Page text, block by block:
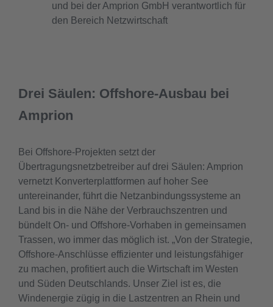
und bei der Amprion GmbH verantwortlich für
den Bereich Netzwirtschaft
Drei Säulen: Offshore-Ausbau bei
Amprion
Bei Offshore-Projekten setzt der
Übertragungsnetzbetreiber auf drei Säulen: Amprion
vernetzt Konverterplattformen auf hoher See
untereinander, führt die Netzanbindungssysteme an
Land bis in die Nähe der Verbrauchszentren und
bündelt On- und Offshore-Vorhaben in gemeinsamen
Trassen, wo immer das möglich ist. „Von der Strategie,
Offshore-Anschlüsse effizienter und leistungsfähiger
zu machen, profitiert auch die Wirtschaft im Westen
und Süden Deutschlands. Unser Ziel ist es, die
Windenergie zügig in die Lastzentren an Rhein und